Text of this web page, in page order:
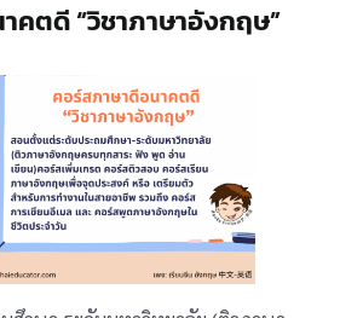
คตดี “วิชาภาษาอังกฤษ”